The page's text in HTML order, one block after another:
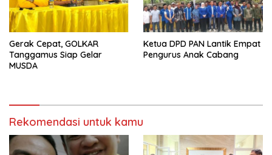
Gerak Cepat, GOLKAR
Tanggamus Siap Gelar
MUSDA
Ketua DPD PAN Lantik Empat
Pengurus Anak Cabang
Rekomendasi untuk kamu